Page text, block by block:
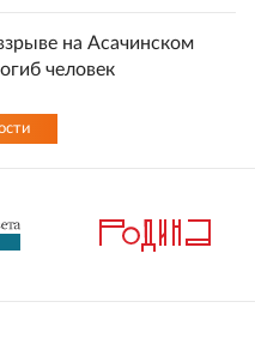
на Асачинском
человек